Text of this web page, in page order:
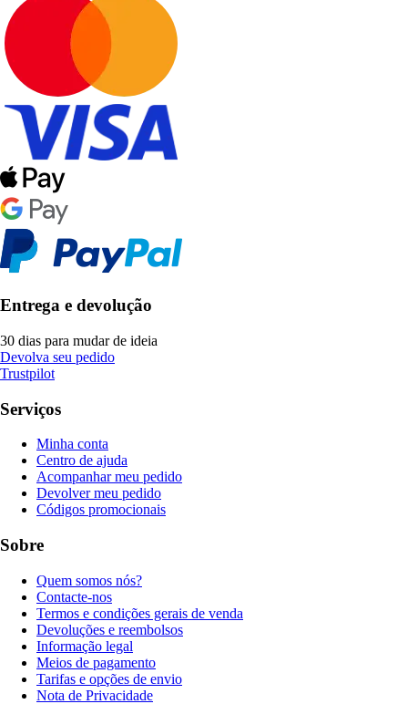
Entrega e devolução
30 dias para mudar de ideia
Devolva seu pedido
Trustpilot
Serviços
Minha conta
Centro de ajuda
Acompanhar meu pedido
Devolver meu pedido
Códigos promocionais
Sobre
Quem somos nós?
Contacte-nos
Termos e condições gerais de venda
Devoluções e reembolsos
Informação legal
Meios de pagamento
Tarifas e opções de envio
Nota de Privacidade